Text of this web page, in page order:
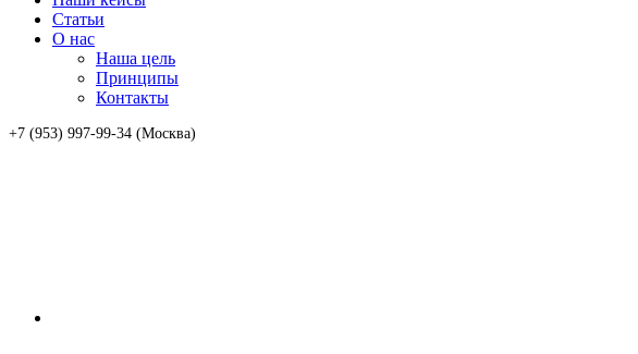
Статьи
О нас
Наша цель
Принципы
Контакты
+7 (953) 997-99-34 (Москва)